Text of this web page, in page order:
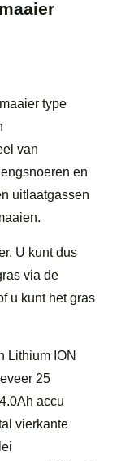
type
van
en
uitlaatgassen
U kunt dus
via de
u kunt het gras
Lithium ION
25
accu
vierkante